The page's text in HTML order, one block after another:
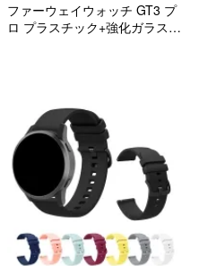
ファーウェイウォッチ GT3 プ
ロ プラスチック+強化ガラス